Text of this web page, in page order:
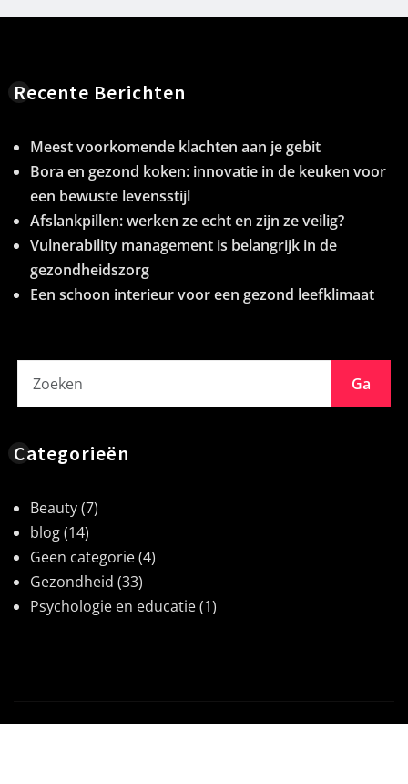
Recente Berichten
Meest voorkomende klachten aan je gebit
Bora en gezond koken: innovatie in de keuken voor
een bewuste levensstijl
Afslankpillen: werken ze echt en zijn ze veilig?
Vulnerability management is belangrijk in de
gezondheidszorg
Een schoon interieur voor een gezond leefklimaat
Ga
Categorieën
Beauty(7)
blog(14)
Geen categorie(4)
Gezondheid (33)
Psychologie en educatie(1)